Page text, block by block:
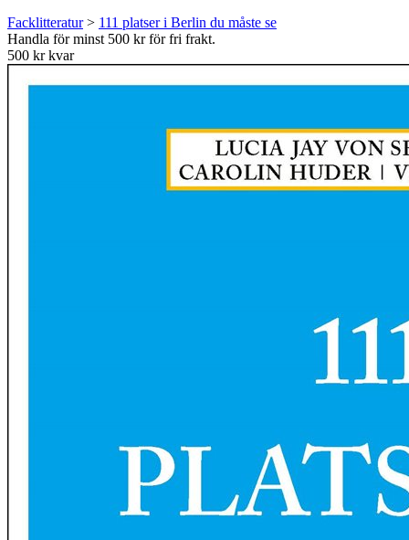
Facklitteratur> 111 platser i Berlin du måste se
Handla för minst 500 kr för fri frakt.
500 kr kvar